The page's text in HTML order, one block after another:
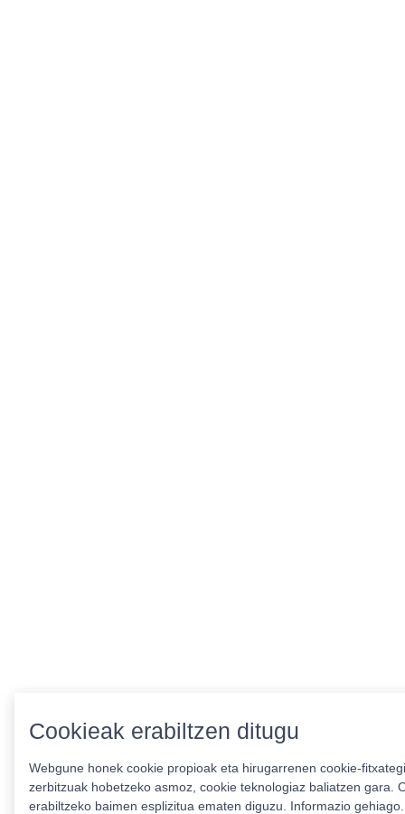
Cookieak erabiltzen ditugu
Webgune honek cookie propioak eta hirugarrenen cookie-
zerbitzuak hobetzeko asmoz, cookie teknologiaz baliatzen gara.
erabiltzeko baimen esplizitua ematen diguzu. Informazio gehiago.